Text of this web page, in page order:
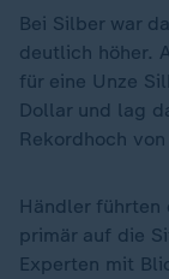
Bei Silber war
deutlich höher.
für eine Unze
Dollar und lag
Rekordhoch
Händler führten
primär auf die
Experten mit